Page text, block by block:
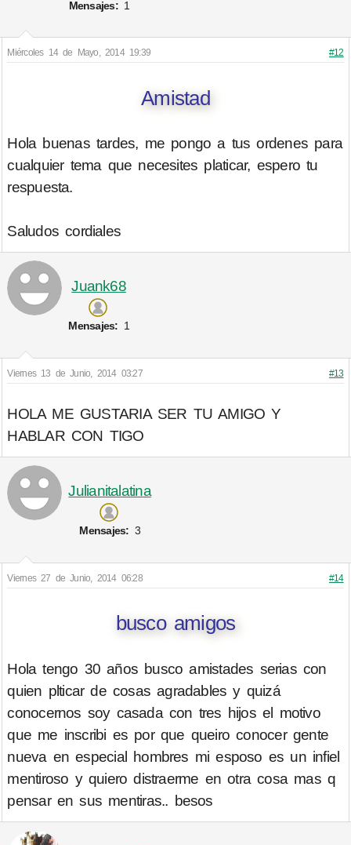
Mensajes:1
Miércoles 14 de Mayo, 2014 19:39 #12
Amistad
Hola buenas tardes, me pongo a tus ordenes para
cualquier tema que necesites platicar, espero tu
respuesta.
Saludos cordiales
Juank68
Mensajes: 1
Viernes 13 de Junio, 2014 03:27 #13
HOLA ME GUSTARIA SER TU AMIGO Y
HABLAR CON TIGO
Julianitalatina
Mensajes: 3
Viernes 27 de Junio, 2014 06:28 #14
busco amigos
Hola tengo 30 años busco amistades serias con
quien plticar de cosas agradables y quizá
conocernos soy casada con tres hijos el motivo
que me inscribi es por que queiro conocer gente
nueva en especial hombres mi esposo es un infiel
mentiroso y quiero distraerme en otra cosa mas q
pensar en sus mentiras.. besos